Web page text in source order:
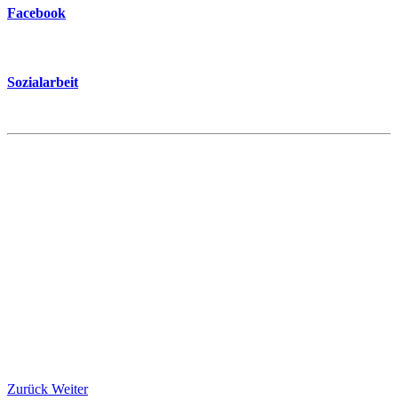
Facebook
Sozialarbeit
Zurück Weiter